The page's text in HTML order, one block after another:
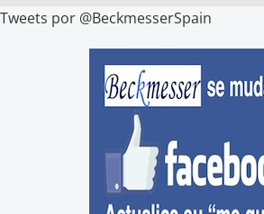
Tweets por @BeckmesserSpain